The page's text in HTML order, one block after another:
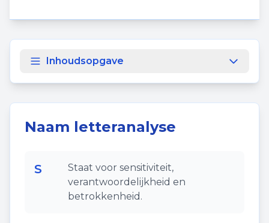
Inhoudsopgave
Naam letteranalyse
S
Staat voor sensitiviteit,
verantwoordelijkheid en
betrokkenheid.